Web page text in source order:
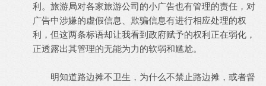
利。旅游局对各家旅游公司的小广告也有管理的责任，对
广告中涉嫌的虚假信息、欺骗信息有进行相应处理的权
利，但这两条标语却让我看到政府赋予的权利正在弱化，
正透露出其管理的无能为力的软弱和尴尬。
明知道路边摊不卫生，为什么不禁止路边摊，或者督